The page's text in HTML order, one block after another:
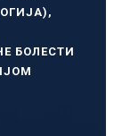
,
БОЛЕСТИ